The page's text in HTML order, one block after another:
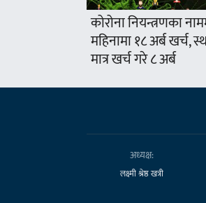
कोरोना नियन्त्रणका
महिनामा १८ अर्ब खर्च,
मात्र खर्च गरे ८ अर्ब
अध्यक्ष:
लक्ष्मी श्रेष्ठ खत्री